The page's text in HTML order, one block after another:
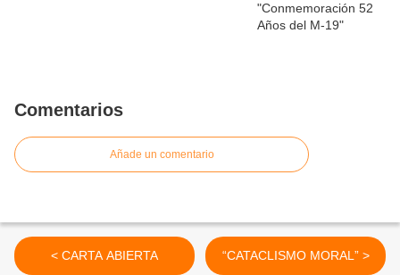
Comentarios
Añade un comentario
< CARTA ABIERTA “CATACLISMO MORAL” >